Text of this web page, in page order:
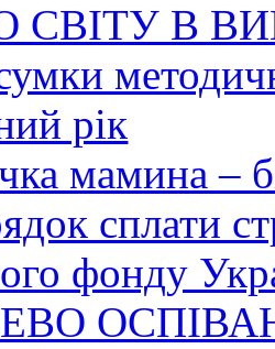
СВІТУ В
рік
мамина –
сплати
фонду